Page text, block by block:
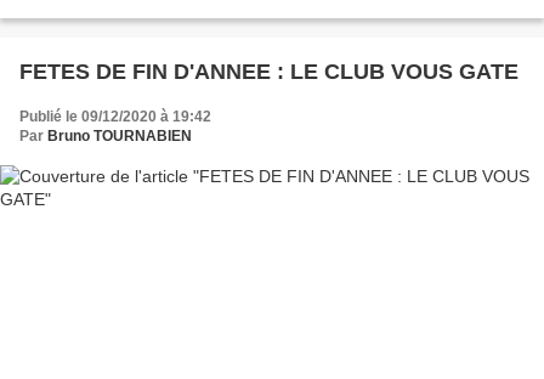
FETES DE FIN D'ANNEE : LE CLUB VOUS GATE
Publié le 09/12/2020 à 19:42
Par Bruno TOURNABIEN